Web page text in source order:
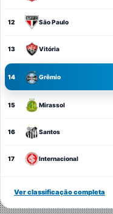
12 São Paulo
13 Vitória
14 Grêmio
15 Mirassol
16 Santos
17 Internacional
Ver classificação completa